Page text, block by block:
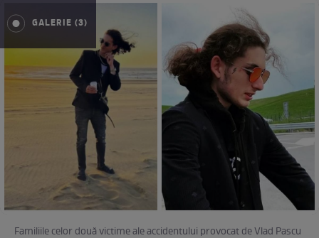
GALERIE (3)
Familiile celor două victime ale accidentului provocat de Vlad Pascu